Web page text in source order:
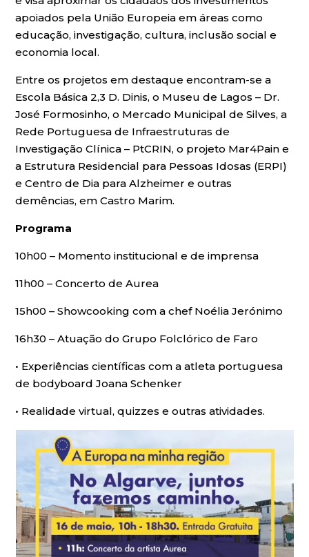
apoiados pela União Europeia em áreas como
educação, investigação, cultura, inclusão social e
economia local.
Entre os projetos em destaque encontram-se a
Escola Básica 2,3 D. Dinis, o Museu de Lagos – Dr.
José Formosinho, o Mercado Municipal de Silves, a
Rede Portuguesa de Infraestruturas de
Investigação Clínica – PtCRIN, o projeto Mar4Pain e
a Estrutura Residencial para Pessoas Idosas (ERPI)
e Centro de Dia para Alzheimer e outras
demências, em Castro Marim.
Programa
10h00 – Momento institucional e de imprensa
11h00 – Concerto de Aurea
15h00 – Showcooking com a chef Noélia Jerónimo
16h30 – Atuação do Grupo Folclórico de Faro
• Experiências científicas com a atleta portuguesa
de bodyboard Joana Schenker
• Realidade virtual, quizzes e outras atividades.